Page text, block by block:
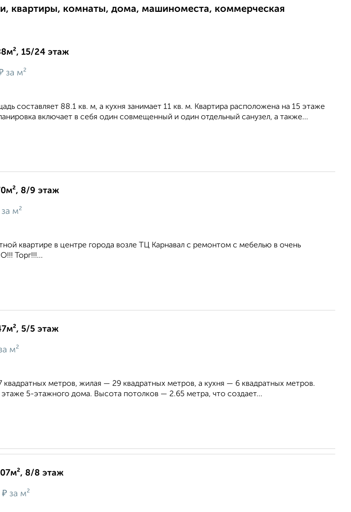
квартиры, комнаты, дома, машиноместа, коммерческая
15/24 этаж
за м²
составляет 88.1 кв. м, а кухня занимает 11 кв. м. Квартира расположена на 15 этаже
включает в себя один совмещенный и один отдельный санузел, а также...
8/9 этаж
за м²
квартире в центре города возле ТЦ Карнавал с ремонтом с мебелью в очень
Торг!!!...
5/5 этаж
м²
метров, жилая — 29 квадратных метров, а кухня — 6 квадратных метров.
5-этажного дома. Высота потолков — 2.65 метра, что создает...
8/8 этаж
₽ за м²